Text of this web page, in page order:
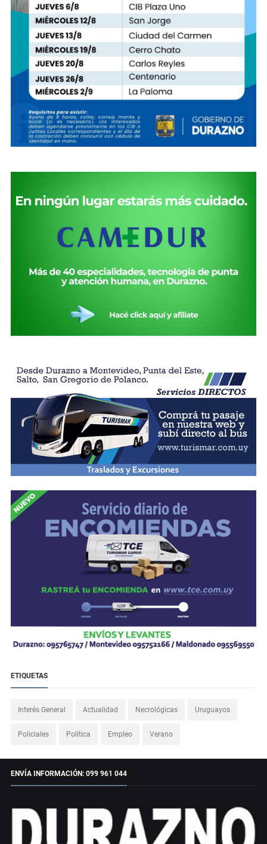
ETIQUETAS
Interés General Actualidad Necrológicas Uruguayos
Policiales Política Empleo Verano
ENVÍA INFORMACIÓN: 099 961 044